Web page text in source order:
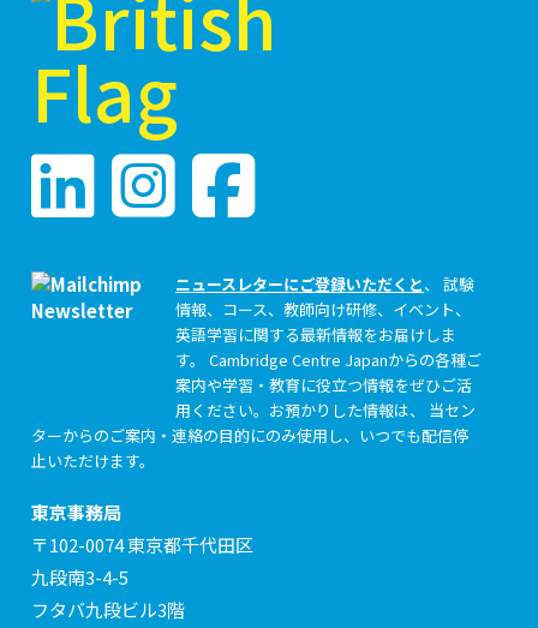
ニュースレターにご登録いただくと、 試験
情報、コース、教師向け研修、イベント、
英語学習に関する最新情報をお届けしま
す。 Cambridge Centre Japanからの各種ご
案内や学習・教育に役立つ情報をぜひご活
用ください。お預かりした情報は、 当セン
ターからのご案内・連絡の目的にのみ使用し、いつでも配信停
止いただけます。
東京事務局
〒102-0074 東京都千代田区
九段南3-4-5
フタバ九段ビル3階